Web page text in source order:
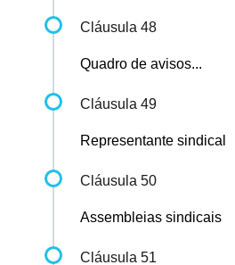
Cláusula 48
Quadro de avisos...
Cláusula 49
Representante sindical
Cláusula 50
Assembleias sindicais
Cláusula 51